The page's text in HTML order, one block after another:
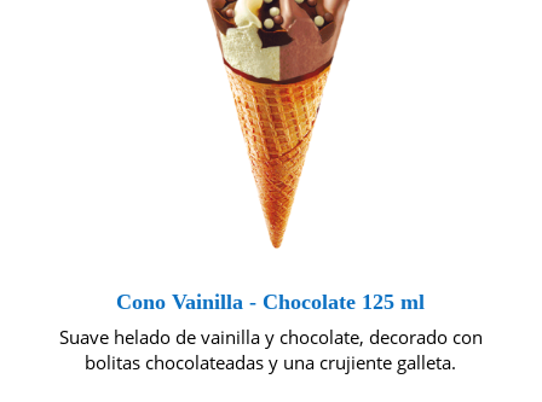
Cono Vainilla - Chocolate 125 ml
Suave helado de vainilla y chocolate, decorado con
bolitas chocolateadas y una crujiente galleta.